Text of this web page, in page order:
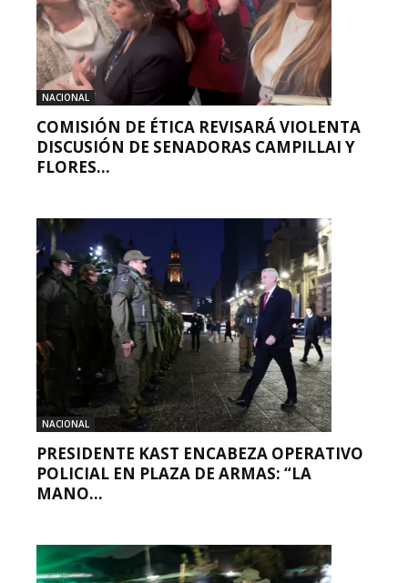
NACIONAL
COMISIÓN DE ÉTICA REVISARÁ VIOLENTA
DISCUSIÓN DE SENADORAS CAMPILLAI Y
FLORES...
NACIONAL
PRESIDENTE KAST ENCABEZA OPERATIVO
POLICIAL EN PLAZA DE ARMAS: “LA
MANO...